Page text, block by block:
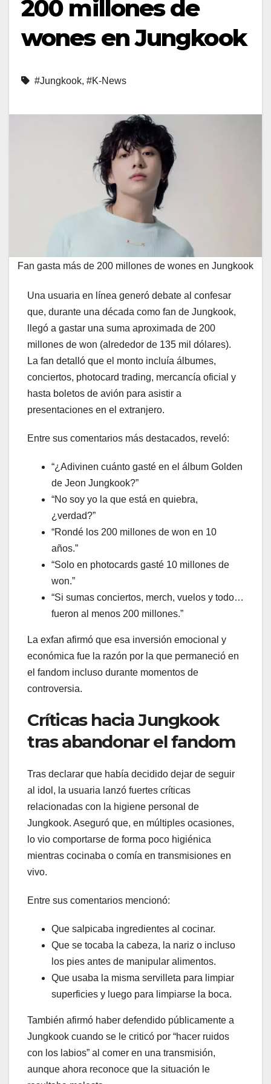
200 millones de
wones en Jungkook
#Jungkook, #K-News
Fan gasta más de 200 millones de wones en Jungkook
Una usuaria en línea generó debate al confesar
que, durante una década como fan de Jungkook,
llegó a gastar una suma aproximada de 200
millones de won (alrededor de 135 mil dólares).
La fan detalló que el monto incluía álbumes,
conciertos, photocard trading, mercancía oficial y
hasta boletos de avión para asistir a
presentaciones en el extranjero.
Entre sus comentarios más destacados, reveló:
“¿Adivinen cuánto gasté en el álbum Golden
de Jeon Jungkook?”
“No soy yo la que está en quiebra,
¿verdad?”
“Rondé los 200 millones de won en 10
años.”
“Solo en photocards gasté 10 millones de
won.”
“Si sumas conciertos, merch, vuelos y todo…
fueron al menos 200 millones.”
La exfan afirmó que esa inversión emocional y
económica fue la razón por la que permaneció en
el fandom incluso durante momentos de
controversia.
Críticas hacia Jungkook
tras abandonar el fandom
Tras declarar que había decidido dejar de seguir
al idol, la usuaria lanzó fuertes críticas
relacionadas con la higiene personal de
Jungkook. Aseguró que, en múltiples ocasiones,
lo vio comportarse de forma poco higiénica
mientras cocinaba o comía en transmisiones en
vivo.
Entre sus comentarios mencionó:
Que salpicaba ingredientes al cocinar.
Que se tocaba la cabeza, la nariz o incluso
los pies antes de manipular alimentos.
Que usaba la misma servilleta para limpiar
superficies y luego para limpiarse la boca.
También afirmó haber defendido públicamente a
Jungkook cuando se le criticó por “hacer ruidos
con los labios” al comer en una transmisión,
aunque ahora reconoce que la situación le